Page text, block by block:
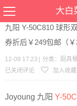
大白
当前位置： 优惠>
九阳 Y-50C810 球形
券折后￥249包邮（￥
12-09 17:23 分类： 厨具
已关闭评论
加入收藏
Joyoung 九阳 Y-